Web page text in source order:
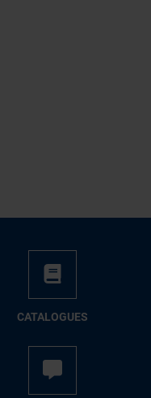
CATALOGUES